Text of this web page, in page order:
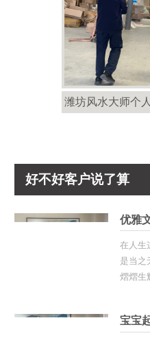
潍坊风水大师个
好不好客户说了算
在人生
是当之
熠熠生